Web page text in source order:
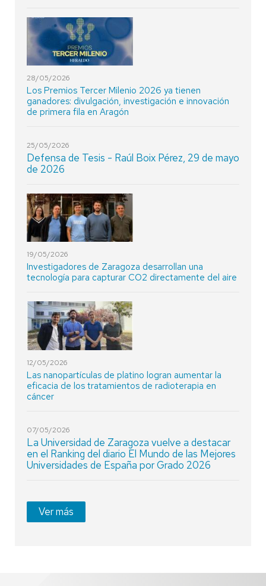
28/05/2026
Los Premios Tercer Milenio 2026 ya tienen
ganadores: divulgación, investigación e innovación
de primera fila en Aragón
25/05/2026
Defensa de Tesis - Raúl Boix Pérez, 29 de mayo
de 2026
19/05/2026
Investigadores de Zaragoza desarrollan una
tecnología para capturar CO2 directamente del aire
12/05/2026
Las nanopartículas de platino logran aumentar la
eficacia de los tratamientos de radioterapia en
cáncer
07/05/2026
La Universidad de Zaragoza vuelve a destacar
en el Ranking del diario El Mundo de las Mejores
Universidades de España por Grado 2026
Ver más